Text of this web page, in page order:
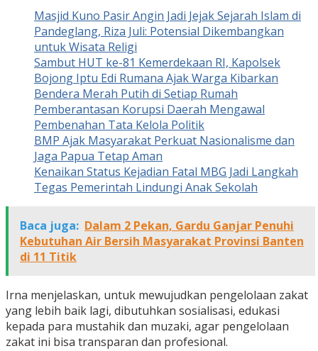
Masjid Kuno Pasir Angin Jadi Jejak Sejarah Islam di
Pandeglang, Riza Juli: Potensial Dikembangkan
untuk Wisata Religi
Sambut HUT ke-81 Kemerdekaan RI, Kapolsek
Bojong Iptu Edi Rumana Ajak Warga Kibarkan
Bendera Merah Putih di Setiap Rumah
Pemberantasan Korupsi Daerah Mengawal
Pembenahan Tata Kelola Politik
BMP Ajak Masyarakat Perkuat Nasionalisme dan
Jaga Papua Tetap Aman
Kenaikan Status Kejadian Fatal MBG Jadi Langkah
Tegas Pemerintah Lindungi Anak Sekolah
Baca juga: Dalam 2 Pekan, Gardu Ganjar Penuhi
Kebutuhan Air Bersih Masyarakat Provinsi Banten
di 11 Titik
Irna menjelaskan, untuk mewujudkan pengelolaan zakat
yang lebih baik lagi, dibutuhkan sosialisasi, edukasi
kepada para mustahik dan muzaki, agar pengelolaan
zakat ini bisa transparan dan profesional.